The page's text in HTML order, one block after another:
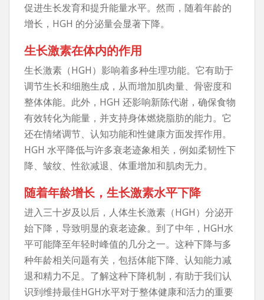
促进生长发育和提升能量水平。然而，随着年龄的
增长，HGH 的分泌量会显著下降。
生长激素在体内的作用
生长激素（HGH）影响着多种生理功能。它有助于
调节生长和细胞生成，从而增加肌肉量、骨密度和
整体体能。此外，HGH 还影响新陈代谢，确保食物
有效转化为能量，并支持身体燃烧脂肪的能力。它
还在情绪调节、认知功能和性健康方面发挥作用。
HGH 水平降低与许多衰老迹象相关，例如柔韧性下
降、皱纹、性欲减退、体重增加和肌肉无力。
随着年龄增长，生长激素水平下降
进入三十岁及以后，人体生长激素（HGH）分泌开
始下降，导致明显的衰老迹象。到了中年，HGH水
平可能降至年轻时峰值的几分之一。这种下降与多
种年龄相关问题有关，包括体能下降、认知能力减
退和精力不足。了解这种下降机制，有助于我们认
识到维持最佳HGH水平对于整体健康和活力的重要